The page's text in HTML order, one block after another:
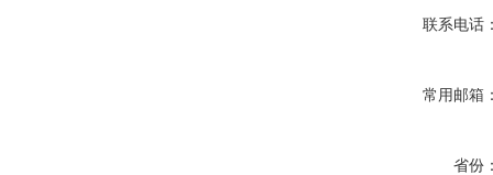
联系电话
常用邮箱
省份